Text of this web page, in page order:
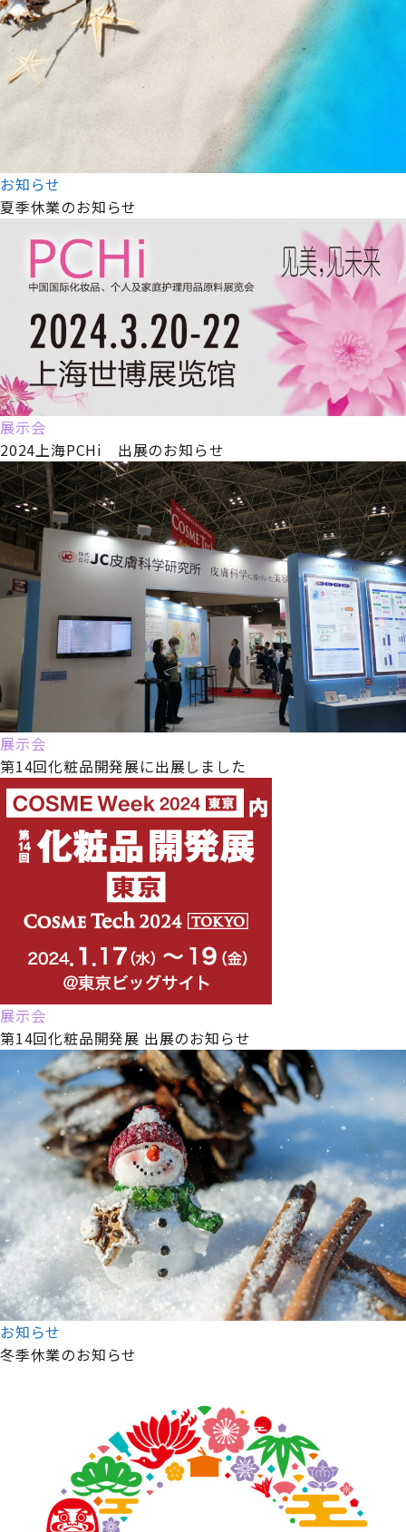
お知らせ
夏季休業のお知らせ
展示会
2024上海PCHi 出展のお知らせ
展示会
第14回化粧品開発展に出展しました
展示会
第14回化粧品開発展 出展のお知らせ
お知らせ
冬季休業のお知らせ